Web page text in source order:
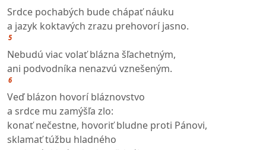
Srdce pochabých bude chápať náuku
a jazyk koktavých zrazu prehovorí jasno.
5
Nebudú viac volať blázna šľachetným,
ani podvodníka nenazvú vznešeným.
6
Veď blázon hovorí bláznovstvo
a srdce mu zamýšľa zlo:
konať nečestne, hovoriť bludne proti Pánovi,
sklamať túžbu hladného